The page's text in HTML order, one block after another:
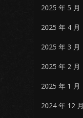
2025 年 5 月
2025 年 4 月
2025 年 3 月
2025 年 2 月
2025 年 1 月
2024 年 12 月